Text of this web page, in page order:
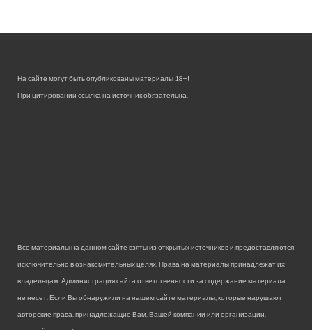
На сайте могут быть опубликованы материалы 18+!
При цитировании ссылка на источник обязательна.
Все материалы на данном сайте взяты из открытых источников и предоставляются
исключительно в ознакомительных целях. Права на материалы принадлежат их
владельцам. Администрация сайта ответственности за содержание материала
не несет. Если Вы обнаружили на нашем сайте материалы, которые нарушают
авторские права, принадлежащие Вам, Вашей компании или организации,